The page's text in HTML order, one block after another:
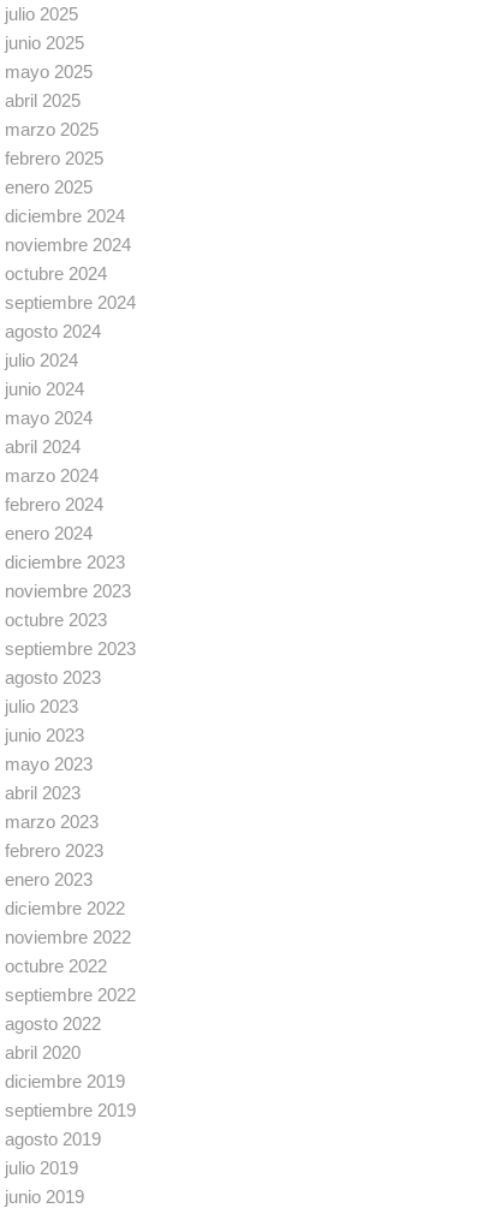
julio 2025
junio 2025
mayo 2025
abril 2025
marzo 2025
febrero 2025
enero 2025
diciembre 2024
noviembre 2024
octubre 2024
septiembre 2024
agosto 2024
julio 2024
junio 2024
mayo 2024
abril 2024
marzo 2024
febrero 2024
enero 2024
diciembre 2023
noviembre 2023
octubre 2023
septiembre 2023
agosto 2023
julio 2023
junio 2023
mayo 2023
abril 2023
marzo 2023
febrero 2023
enero 2023
diciembre 2022
noviembre 2022
octubre 2022
septiembre 2022
agosto 2022
abril 2020
diciembre 2019
septiembre 2019
agosto 2019
julio 2019
junio 2019